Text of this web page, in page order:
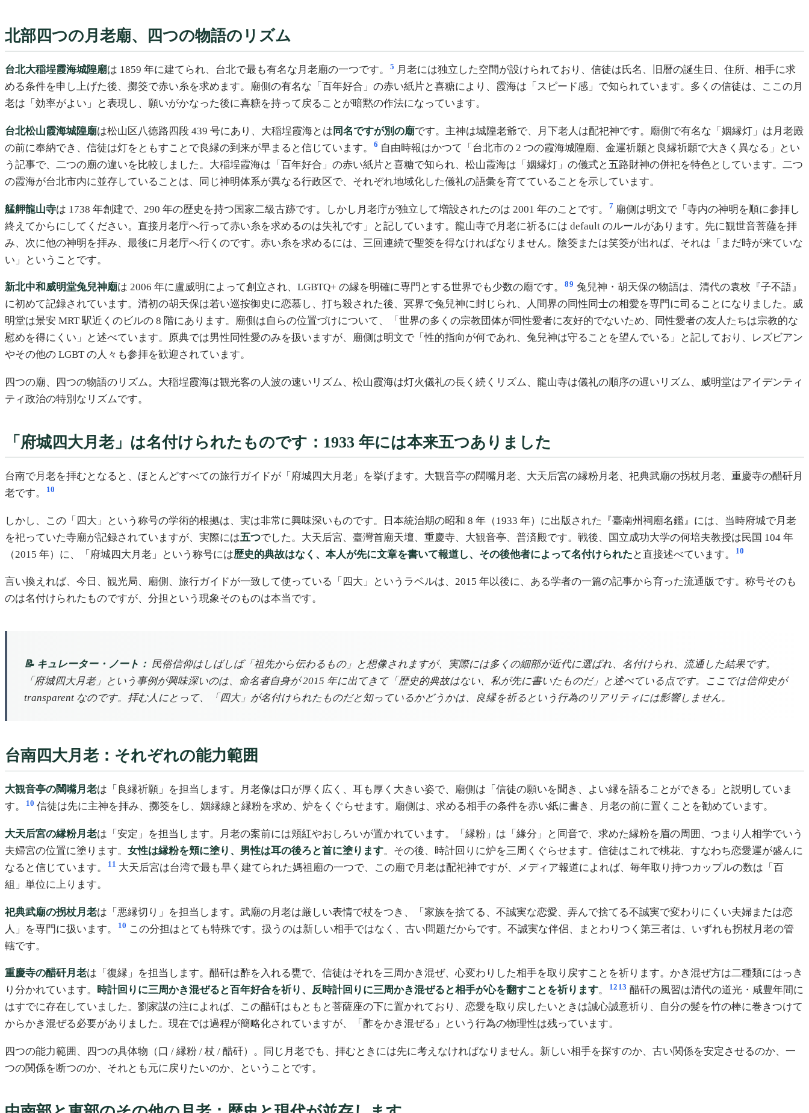
北部四つの月老廟、四つの物語のリズム
台北大稲埕霞海城隍廟は 1859 年に建てられ、台北で最も有名な月老廟の一つです。 5 月老には独立した空間が設けられており、信徒は氏名、旧暦の誕生日、住所、相手に求
める条件を申し上げた後、擲筊で赤い糸を求めます。廟側の有名な「百年好合」の赤い紙片と喜糖により、霞海は「スピード感」で知られています。多くの信徒は、ここの月
老は「効率がよい」と表現し、願いがかなった後に喜糖を持って戻ることが暗黙の作法になっています。
台北松山霞海城隍廟は松山区八徳路四段 439 号にあり、大稲埕霞海とは 同名ですが別の廟です。主神は城隍老爺で、月下老人は配祀神です。廟側で有名な「姻縁灯」は月老殿
の前に奉納でき、信徒は灯をともすことで良縁の到来が早まると信じています。
6 自由時報はかつて「台北市の 2 つの霞海城隍廟、金運祈願と良縁祈願で大きく異なる」とい
う記事で、二つの廟の違いを比較しました。大稲埕霞海は「百年好合」の赤い紙片と喜糖で知られ、松山霞海は「姻縁灯」の儀式と五路財神の併祀を特色としています。二つ
の霞海が台北市内に並存していることは、同じ神明体系が異なる行政区で、それぞれ地域化した儀礼の語彙を育てていることを示しています。
艋舺龍山寺は 1738 年創建で、290 年の歴史を持つ国家二級古跡です。しかし月老庁が独立して増設されたのは 2001 年のことです。 7 廟側は明文で「寺内の神明を順に参拝し
終えてからにしてください。直接月老庁へ行って赤い糸を求めるのは失礼です」と記しています。龍山寺で月老に祈るには default のルールがあります。先に観世音菩薩を拝
み、次に他の神明を拝み、最後に月老庁へ行くのです。赤い糸を求めるには、三回連続で聖筊を得なければなりません。陰筊または笑筊が出れば、それは「まだ時が来ていな
い」ということです。
新北中和威明堂兔兒神廟は 2006 年に盧威明によって創立され、LGBTQ+ の縁を明確に専門とする世界でも少数の廟です。 89 兔兒神・胡天保の物語は、清代の袁枚『子不語』
に初めて記録されています。清初の胡天保は若い巡按御史に恋慕し、打ち殺された後、冥界で兔兒神に封じられ、人間界の同性同士の相愛を専門に司ることになりました。威
明堂は景安 MRT 駅近くのビルの 8 階にあります。廟側は自らの位置づけについて、「世界の多くの宗教団体が同性愛者に友好的でないため、同性愛者の友人たちは宗教的な
慰めを得にくい」と述べています。原典では男性同性愛のみを扱いますが、廟側は明文で「性的指向が何であれ、兔兒神は守ることを望んでいる」と記しており、レズビアン
やその他の LGBT の人々も参拝を歓迎されています。
四つの廟、四つの物語のリズム。大稲埕霞海は観光客の人波の速いリズム、松山霞海は灯火儀礼の長く続くリズム、龍山寺は儀礼の順序の遅いリズム、威明堂はアイデンティ
ティ政治の特別なリズムです。
「府城四大月老」は名付けられたものです：1933 年には本来五つありました
台南で月老を拝むとなると、ほとんどすべての旅行ガイドが「府城四大月老」を挙げます。大観音亭の闊嘴月老、大天后宮の縁粉月老、祀典武廟の拐杖月老、重慶寺の醋矸月
老です。
10
しかし、この「四大」という称号の学術的根拠は、実は非常に興味深いものです。日本統治期の昭和 8 年（1933 年）に出版された『臺南州祠廟名鑑』には、当時府城で月老
を祀っていた寺廟が記録されていますが、実際には五つでした。大天后宮、臺灣首廟天壇、重慶寺、大観音亭、普済殿です。戦後、国立成功大学の何培夫教授は民国 104 年
（2015 年）に、「府城四大月老」という称号には歴史的典故はなく、本人が先に文章を書いて報道し、その後他者によって名付けられた と直接述べています。 10
言い換えれば、今日、観光局、廟側、旅行ガイドが一致して使っている「四大」というラベルは、2015 年以後に、ある学者の一篇の記事から育った流通版です。称号そのも
のは名付けられたものですが、分担という現象そのものは本当です。
📝 キュレーター・ノート： 民俗信仰はしばしば「祖先から伝わるもの」と想像されますが、実際には多くの細部が近代に選ばれ、名付けられ、流通した結果です。
「府城四大月老」という事例が興味深いのは、命名者自身が 2015 年に出てきて「歴史的典故はない、私が先に書いたものだ」と述べている点です。ここでは信仰史が
transparent なのです。拝む人にとって、「四大」が名付けられたものだと知っているかどうかは、良縁を祈るという行為のリアリティには影響しません。
台南四大月老：それぞれの能力範囲
大観音亭の闊嘴月老は「良縁祈願」を担当します。月老像は口が厚く広く、耳も厚く大きい姿で、廟側は「信徒の願いを聞き、よい縁を語ることができる」と説明していま
す。
10 信徒は先に主神を拝み、擲筊をし、姻縁線と縁粉を求め、炉をくぐらせます。廟側は、求める相手の条件を赤い紙に書き、月老の前に置くことを勧めています。
大天后宮の縁粉月老は「安定」を担当します。月老の案前には頬紅やおしろいが置かれています。「縁粉」は「緣分」と同音で、求めた縁粉を眉の周囲、つまり人相学でいう
夫婦宮の位置に塗ります。 女性は縁粉を頬に塗り、男性は耳の後ろと首に塗ります。その後、時計回りに炉を三周くぐらせます。信徒はこれで桃花、すなわち恋愛運が盛んに
なると信じています。
11 大天后宮は台湾で最も早く建てられた媽祖廟の一つで、この廟で月老は配祀神ですが、メディア報道によれば、毎年取り持つカップルの数は「百
組」単位に上ります。
祀典武廟の拐杖月老は「悪縁切り」を担当します。武廟の月老は厳しい表情で杖をつき、「家族を捨てる、不誠実な恋愛、弄んで捨てる不誠実で変わりにくい夫婦または恋
人」を専門に扱います。
10 この分担はとても特殊です。扱うのは新しい相手ではなく、古い問題だからです。不誠実な伴侶、まとわりつく第三者は、いずれも拐杖月老の管
轄です。
重慶寺の醋矸月老は「復縁」を担当します。醋矸は酢を入れる甕で、信徒はそれを三周かき混ぜ、心変わりした相手を取り戻すことを祈ります。かき混ぜ方は二種類にはっき
り分かれています。 時計回りに三周かき混ぜると百年好合を祈り、反時計回りに三周かき混ぜると相手が心を翻すことを祈ります。 12 13 醋矸の風習は清代の道光・咸豊年間に
はすでに存在していました。劉家謀の注によれば、この醋矸はもともと菩薩座の下に置かれており、恋愛を取り戻したいときは誠心誠意祈り、自分の髪を竹の棒に巻きつけて
からかき混ぜる必要がありました。現在では過程が簡略化されていますが、「酢をかき混ぜる」という行為の物理性は残っています。
四つの能力範囲、四つの具体物（口 / 縁粉 / 杖 / 醋矸）。同じ月老でも、拝むときには先に考えなければなりません。新しい相手を探すのか、古い関係を安定させるのか、一
つの関係を断つのか、それとも元に戻りたいのか、ということです。